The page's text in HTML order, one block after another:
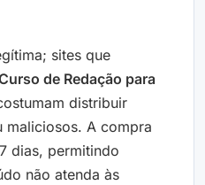
sites que
de Redação para
distribuir
A compra
dias, permitindo
não atenda às